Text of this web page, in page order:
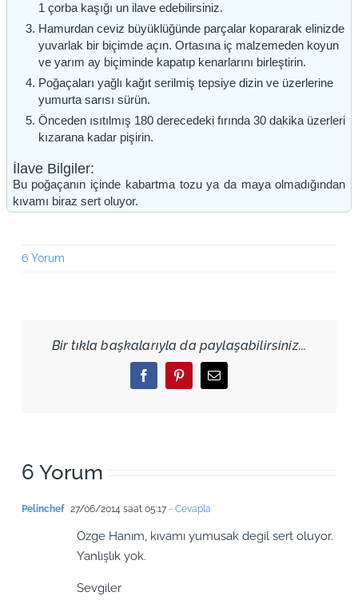
1 çorba kaşığı un ilave edebilirsiniz.
Hamurdan ceviz büyüklüğünde parçalar kopararak elinizde
yuvarlak bir biçimde açın. Ortasına iç malzemeden koyun
ve yarım ay biçiminde kapatıp kenarlarını birleştirin.
Poğaçaları yağlı kağıt serilmiş tepsiye dizin ve üzerlerine
yumurta sarısı sürün.
Önceden ısıtılmış 180 derecedeki fırında 30 dakika üzerleri
kızarana kadar pişirin.
İlave Bilgiler:
Bu poğaçanın içinde kabartma tozu ya da maya olmadığından
kıvamı biraz sert oluyor.
6 Yorum
Bir tıkla başkalarıyla da paylaşabilirsiniz...
FacebookPinterestEmail
6 Yorum
Pelinchef 27/06/2014 saat 05:17- Cevapla
Ozge Hanım, kıvamı yumusak degil sert oluyor.
Yanlışlık yok.
Sevgiler